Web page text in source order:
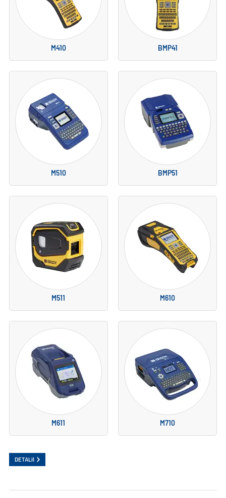
M410 BMP41
M510 BMP51
M511 M610
M611 M710
DETALII